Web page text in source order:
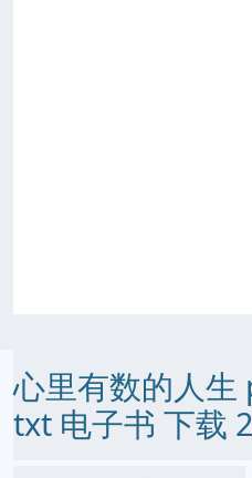
心里有数的人
txt 电子书 下载